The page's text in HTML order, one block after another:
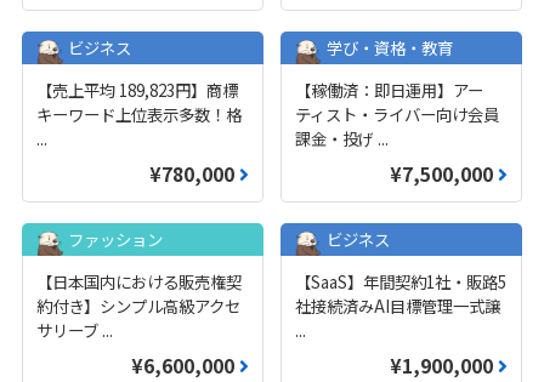
ビジネス
【売上平均 189,823円】商標
キーワード上位表示多数！格
...
¥780,000
学び・資格・教育
【稼働済：即日運用】アー
ティスト・ライバー向け会員
課金・投げ ...
¥7,500,000
ファッション
【日本国内における販売権契
約付き】シンプル高級アクセ
サリーブ ...
¥6,600,000
ビジネス
【SaaS】年間契約1社・販路5
社接続済みAI目標管理一式譲
...
¥1,900,000